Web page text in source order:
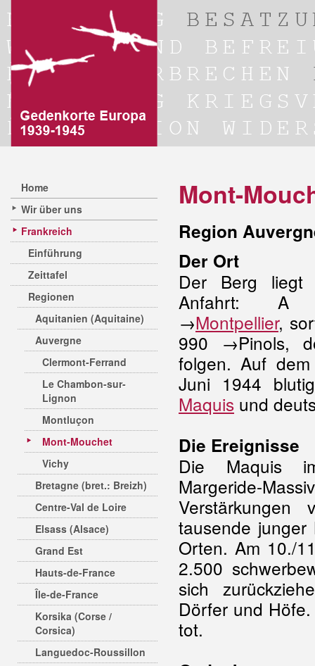
Home
Wir über uns
Frankreich
Einführung
Zeittafel
Regionen
Aquitanien (Aquitaine)
Auvergne
Clermont-Ferrand
Le Chambon-sur-
Lignon
Montluçon
Mont-Mouchet
Vichy
Bretagne (bret.: Breizh)
Centre-Val de Loire
Elsass (Alsace)
Grand Est
Hauts-de-France
Île-de-France
Korsika (Corse /
Corsica)
Languedoc-Roussillon
Mont-
Region
Der Ort
Der Berg
Anfahrt:
→Montpellier,
990 →Pinols,
folgen. Auf
Juni 1944
Maquis und
Die Ereignisse
Die Maquis
Margeride-
tausende
Orten. Am 10./
2.500
sich
Dörfer und
tot.